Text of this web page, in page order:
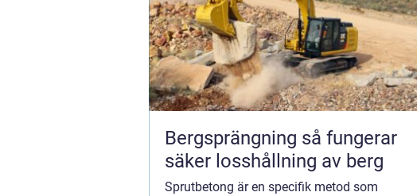
Bergsprängning så fungerar
säker losshållning av berg
Sprutbetong är en specifik metod som